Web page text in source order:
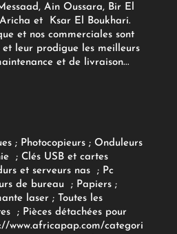
Ain Oussara, Bir El
et Ksar El Boukhari.
et nos commerciales sont
et leur prodigue les meilleurs
et de livraison...
; Photocopieurs; Onduleurs
; Clés USB et cartes
et serveurs nas ; Pc
de bureau ; Papiers;
laser; Toutes les
; Pièces détachées pour
www.africapap.com/categori